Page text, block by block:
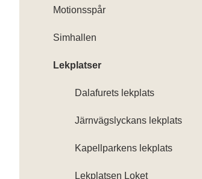
Motionsspår
Simhallen
Lekplatser
Dalafurets lekplats
Järnvägslyckans lekplats
Kapellparkens lekplats
Lekplatsen Loket